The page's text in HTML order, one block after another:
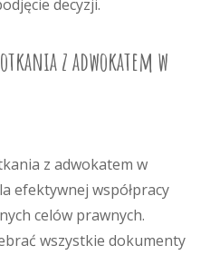
decyzji.
z adwokatem w
z adwokatem w
efektywnej współpracy
celów prawnych.
wszystkie dokumenty